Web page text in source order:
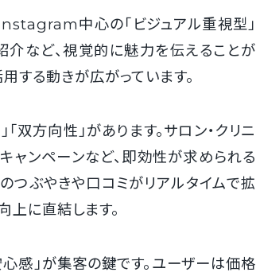
中心の「ビジュアル重視型」
介など、視覚的に魅力を伝えることが
する動きが広がっています。
双方向性」があります。サロン・クリニ
ャンペーンなど、即効性が求められる
つぶやきや口コミがリアルタイムで拡
に直結します。
心感」が集客の鍵です。ユーザーは価格